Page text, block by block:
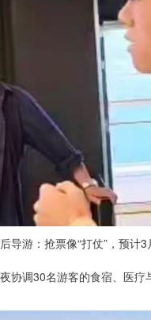
导游：抢票像“打仗”，预计3
调30名游客的食宿、医疗